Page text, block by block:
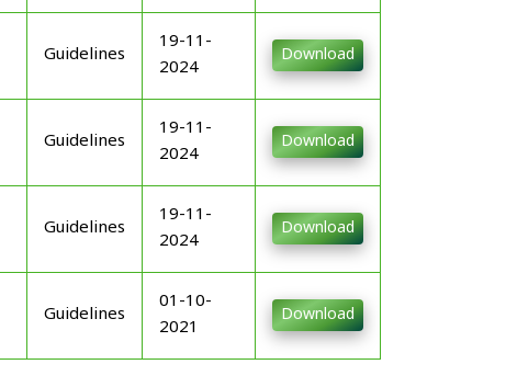
Guidelines
19-11-
2024
Download
Guidelines
19-11-
2024
Download
Guidelines
19-11-
2024
Download
Guidelines
01-10-
2021
Download